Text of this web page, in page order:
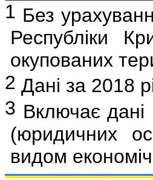
1 Без
Республіки
окупованих
2 Дані за 2018
3 Включає дані
(юридичних
видом